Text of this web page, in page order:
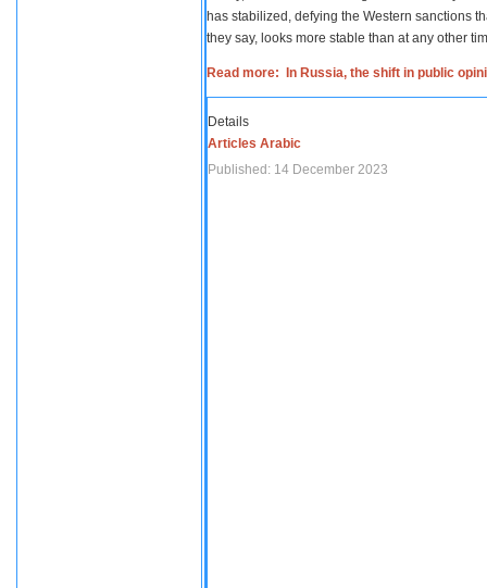
has stabilized, defying the Western sanctions
they say, looks more stable than at any other
Read more: In Russia, the shift in public
Details
Articles Arabic
Published: 14 December 2023